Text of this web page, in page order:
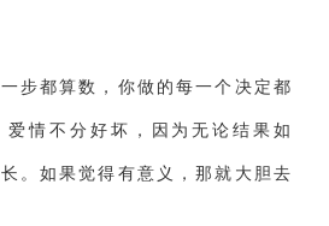
步都算数，你做的每一个决定都
情不分好坏，因为无论结果如
。如果觉得有意义，那就大胆去